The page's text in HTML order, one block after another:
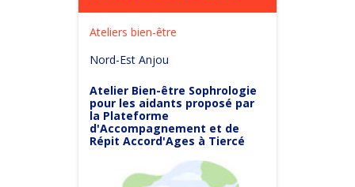
Ateliers bien-être
Nord-Est Anjou
Atelier Bien-être Sophrologie
pour les aidants proposé par
la Plateforme
d'Accompagnement et de
Répit Accord'Ages à Tiercé